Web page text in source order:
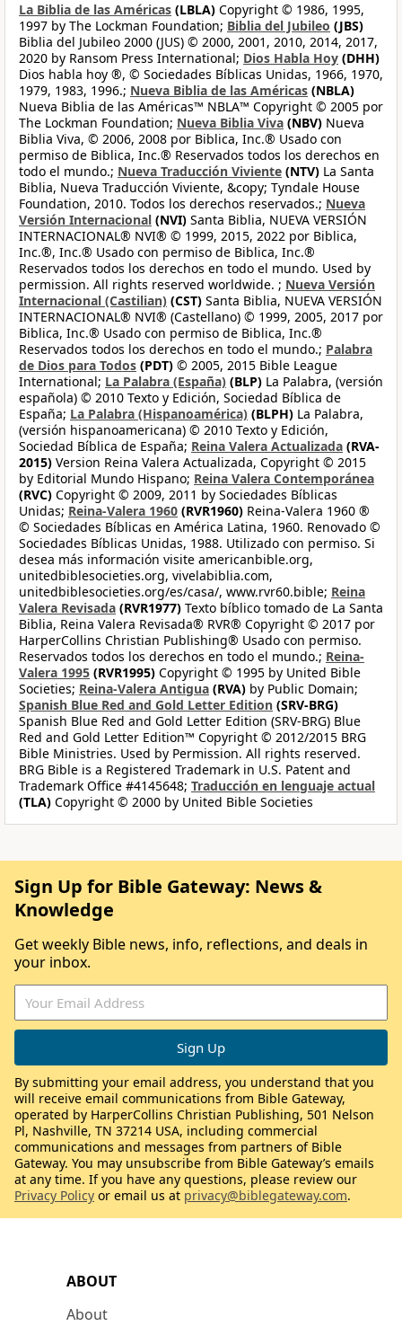
La Biblia de las Américas (LBLA) Copyright © 1986, 1995,
1997 by The Lockman Foundation; Biblia del Jubileo (JBS)
Biblia del Jubileo 2000 (JUS) © 2000, 2001, 2010, 2014, 2017,
2020 by Ransom Press International; Dios Habla Hoy (DHH)
Dios habla hoy ®, © Sociedades Bíblicas Unidas, 1966, 1970,
1979, 1983, 1996.; Nueva Biblia de las Américas (NBLA)
Nueva Biblia de las Américas™ NBLA™ Copyright © 2005 por
The Lockman Foundation; Nueva Biblia Viva (NBV) Nueva
Biblia Viva, © 2006, 2008 por Biblica, Inc.® Usado con
permiso de Biblica, Inc.® Reservados todos los derechos en
todo el mundo.; Nueva Traducción Viviente (NTV) La Santa
Biblia, Nueva Traducción Viviente, &copy; Tyndale House
Foundation, 2010. Todos los derechos reservados.; Nueva
Versión Internacional (NVI) Santa Biblia, NUEVA VERSIÓN
INTERNACIONAL® NVI® © 1999, 2015, 2022 por Biblica,
Inc.®, Inc.® Usado con permiso de Biblica, Inc.®
Reservados todos los derechos en todo el mundo. Used by
permission. All rights reserved worldwide. ; Nueva Versión
Internacional (Castilian) (CST) Santa Biblia, NUEVA VERSIÓN
INTERNACIONAL® NVI® (Castellano) © 1999, 2005, 2017 por
Biblica, Inc.® Usado con permiso de Biblica, Inc.®
Reservados todos los derechos en todo el mundo.; Palabra
de Dios para Todos (PDT) © 2005, 2015 Bible League
International; La Palabra (España) (BLP) La Palabra, (versión
española) © 2010 Texto y Edición, Sociedad Bíblica de
España; La Palabra (Hispanoamérica) (BLPH) La Palabra,
(versión hispanoamericana) © 2010 Texto y Edición,
Sociedad Bíblica de España; Reina Valera Actualizada (RVA-
2015) Version Reina Valera Actualizada, Copyright © 2015
by Editorial Mundo Hispano; Reina Valera Contemporánea
(RVC) Copyright © 2009, 2011 by Sociedades Bíblicas
Unidas; Reina-Valera 1960 (RVR1960) Reina-Valera 1960 ®
© Sociedades Bíblicas en América Latina, 1960. Renovado ©
Sociedades Bíblicas Unidas, 1988. Utilizado con permiso. Si
desea más información visite americanbible.org,
unitedbiblesocieties.org, vivelabiblia.com,
unitedbiblesocieties.org/es/casa/, www.rvr60.bible; Reina
Valera Revisada (RVR1977) Texto bíblico tomado de La Santa
Biblia, Reina Valera Revisada® RVR® Copyright © 2017 por
HarperCollins Christian Publishing® Usado con permiso.
Reservados todos los derechos en todo el mundo.; Reina-
Valera 1995 (RVR1995) Copyright © 1995 by United Bible
Societies; Reina-Valera Antigua (RVA) by Public Domain;
Spanish Blue Red and Gold Letter Edition (SRV-BRG)
Spanish Blue Red and Gold Letter Edition (SRV-BRG) Blue
Red and Gold Letter Edition™ Copyright © 2012/2015 BRG
Bible Ministries. Used by Permission. All rights reserved.
BRG Bible is a Registered Trademark in U.S. Patent and
Trademark Office #4145648; Traducción en lenguaje actual
(TLA) Copyright © 2000 by United Bible Societies
ABOUT
About
Sign Up for Bible Gateway: News &
Knowledge
Get weekly Bible news, info, reflections, and deals in
your inbox.
By submitting your email address, you understand that you
will receive email communications from Bible Gateway,
operated by HarperCollins Christian Publishing, 501 Nelson
Pl, Nashville, TN 37214 USA, including commercial
communications and messages from partners of Bible
Gateway. You may unsubscribe from Bible Gateway’s emails
at any time. If you have any questions, please review our
Privacy Policy or email us at privacy@biblegateway.com.